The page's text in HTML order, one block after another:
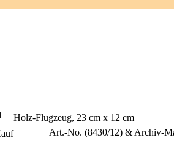
Holz-Flugzeug, 23 cm x 12 cm
Art.-No. (8430/12) & Archiv-